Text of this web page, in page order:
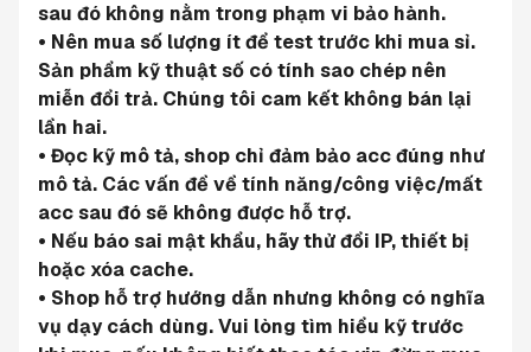
sau đó không nằm trong phạm vi bảo hành.
• Nên mua số lượng ít để test trước khi mua sỉ.
Sản phẩm kỹ thuật số có tính sao chép nên
miễn đổi trả. Chúng tôi cam kết không bán lại
lần hai.
• Đọc kỹ mô tả, shop chỉ đảm bảo acc đúng như
mô tả. Các vấn đề về tính năng/công việc/mất
acc sau đó sẽ không được hỗ trợ.
• Nếu báo sai mật khẩu, hãy thử đổi IP, thiết bị
hoặc xóa cache.
• Shop hỗ trợ hướng dẫn nhưng không có nghĩa
vụ dạy cách dùng. Vui lòng tìm hiểu kỹ trước